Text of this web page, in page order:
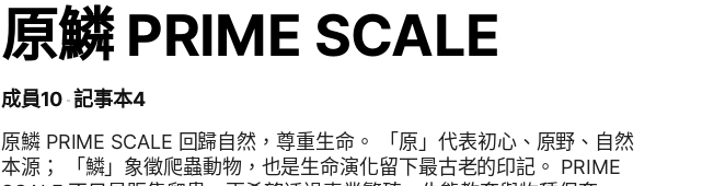
原鱗 PRIME SCALE
成員10 記事本4
原鱗 PRIME SCALE 回歸自然，尊重生命。 「原」代表初心、原野、自然
本源； 「鱗」象徵爬蟲動物，也是生命演化留下最古老的印記。 PRIME